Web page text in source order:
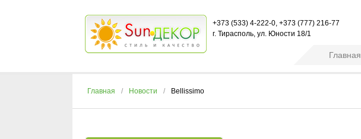
+373 (533) 4-222-0, +373 (777) 216-77
г. Тирасполь, ул. Юности 18/1
Главная
Главная Новости Bellissimo